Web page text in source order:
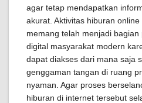
agar tetap mendapatkan
akurat. Aktivitas hiburan
memang telah menjadi
digital masyarakat modern
dapat diakses dari mana saja
genggaman tangan di ruang
nyaman. Agar proses
hiburan di internet tersebut